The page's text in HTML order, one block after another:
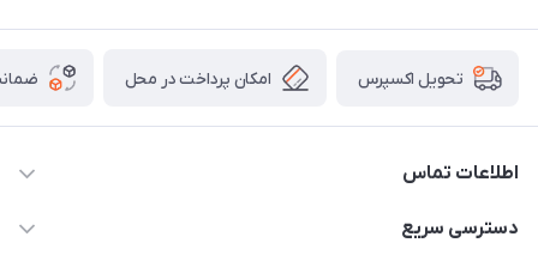
تحویل اکسپرس امکان پرداخت در محل
اطلاعات تماس
۰۹۳۵۶۰۴۰۳۶۵
دسترسی سریع